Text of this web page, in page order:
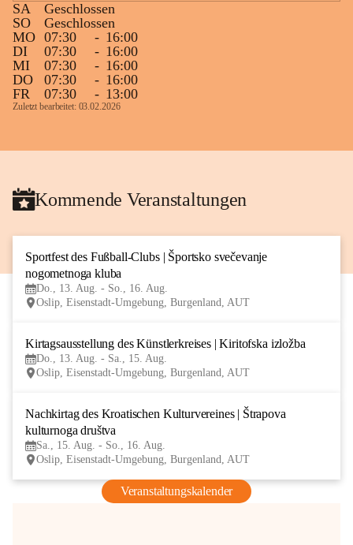
SA
Geschlossen
SO
Geschlossen
MO 07:30 - 16:00
DI
07:30 - 16:00
MI
07:30 - 16:00
DO
07:30 - 16:00
FR
07:30 - 13:00
Zuletzt bearbeitet: 03.02.2026
Kommende Veranstaltungen
Sportfest des Fußball-Clubs | Športsko svečevanje
nogometnoga kluba
Do., 13. Aug. - So., 16. Aug.
Oslip, Eisenstadt-Umgebung, Burgenland, AUT
Kirtagsausstellung des Künstlerkreises | Kiritofska izložba
Do., 13. Aug. - Sa., 15. Aug.
Oslip, Eisenstadt-Umgebung, Burgenland, AUT
Nachkirtag des Kroatischen Kulturvereines | Štrapova
kulturnoga društva
Sa., 15. Aug. - So., 16. Aug.
Oslip, Eisenstadt-Umgebung, Burgenland, AUT
Veranstaltungskalender